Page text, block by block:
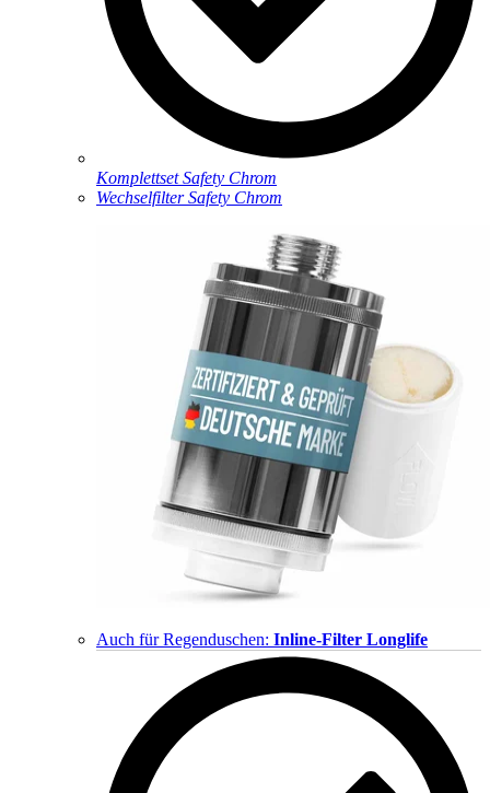
Komplettset Safety Chrom
Wechselfilter Safety Chrom
Auch für Regenduschen: Inline-Filter Longlife